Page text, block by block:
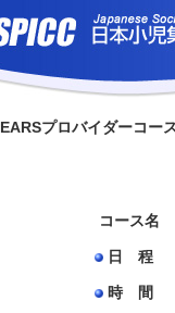
コース名
日 程
時 間